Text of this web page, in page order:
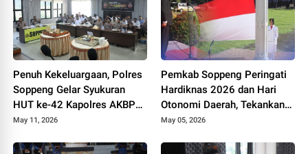
Penuh Kekeluargaan, Polres
Soppeng Gelar Syukuran
HUT ke-42 Kapolres AKBP
Aditya Pradana
May 11, 2026
Pemkab Soppeng Peringati
Hardiknas 2026 dan Hari
Otonomi Daerah, Tekankan
Kolaborasi dan Peningkatan
May 05, 2026